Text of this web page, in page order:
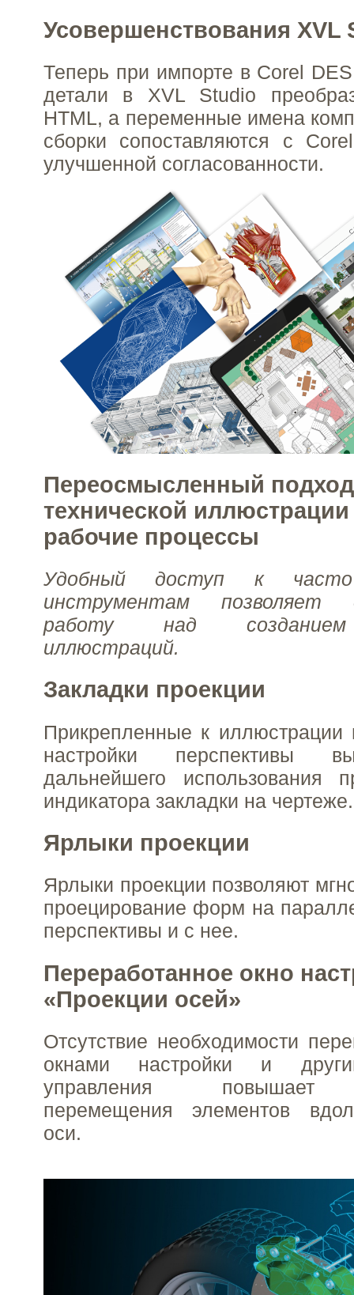
Усовершенствования XVL
Теперь при импорте в Corel
детали в XVL Studio
HTML, а переменные имена
сборки сопоставляются с
улучшенной согласованности.
Переосмысленный
технической иллюстрации
рабочие процессы
Удобный доступ к часто
инструментам позволяет
работу над созданием
иллюстраций.
Закладки проекции
Прикрепленные к иллюстрации
настройки перспективы
дальнейшего использования
индикатора закладки на чертеже.
Ярлыки проекции
Ярлыки проекции позволяют
проецирование форм на
перспективы и с нее.
Переработанное окно
«Проекции осей»
Отсутствие необходимости
окнами настройки и
управления повышает
перемещения элементов
оси.